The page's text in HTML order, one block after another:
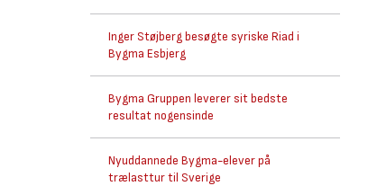
Inger Støjberg besøgte syriske Riad i
Bygma Esbjerg
Bygma Gruppen leverer sit bedste
resultat nogensinde
Nyuddannede Bygma-elever på
trælasttur til Sverige